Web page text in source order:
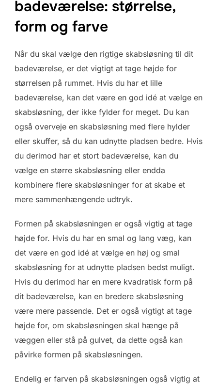
badeværelse: størrelse,
form og farve
Når du skal vælge den rigtige skabsløsning til dit
badeværelse, er det vigtigt at tage højde for
størrelsen på rummet. Hvis du har et lille
badeværelse, kan det være en god idé at vælge en
skabsløsning, der ikke fylder for meget. Du kan
også overveje en skabsløsning med flere hylder
eller skuffer, så du kan udnytte pladsen bedre. Hvis
du derimod har et stort badeværelse, kan du
vælge en større skabsløsning eller endda
kombinere flere skabsløsninger for at skabe et
mere sammenhængende udtryk.
Formen på skabsløsningen er også vigtig at tage
højde for. Hvis du har en smal og lang væg, kan
det være en god idé at vælge en høj og smal
skabsløsning for at udnytte pladsen bedst muligt.
Hvis du derimod har en mere kvadratisk form på
dit badeværelse, kan en bredere skabsløsning
være mere passende. Det er også vigtigt at tage
højde for, om skabsløsningen skal hænge på
væggen eller stå på gulvet, da dette også kan
påvirke formen på skabsløsningen.
Endelig er farven på skabsløsningen også vigtig at